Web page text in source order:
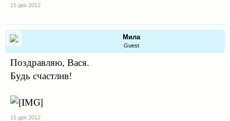
15 дек 2012
Мила
Guest
Поздравляю, Вася.
Будь счастлив!
15 дек 2012